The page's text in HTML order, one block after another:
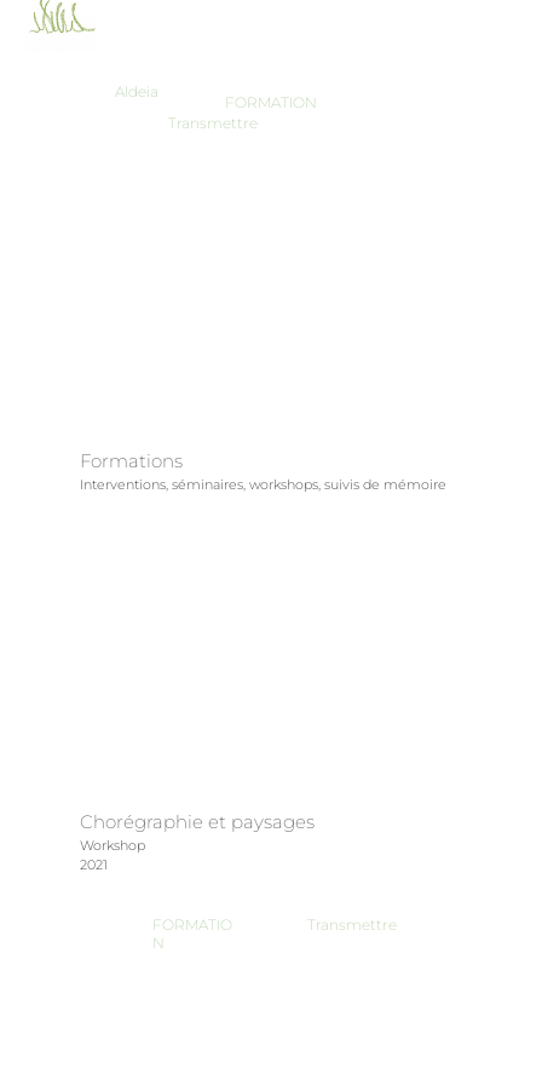
Aldeia
Formations
Interventions, séminaires, workshops, suivis de mémoire
Chorégraphie et paysages
Workshop
2021
FORMATION
Transmettre
Transmettre
FORMATIO
N